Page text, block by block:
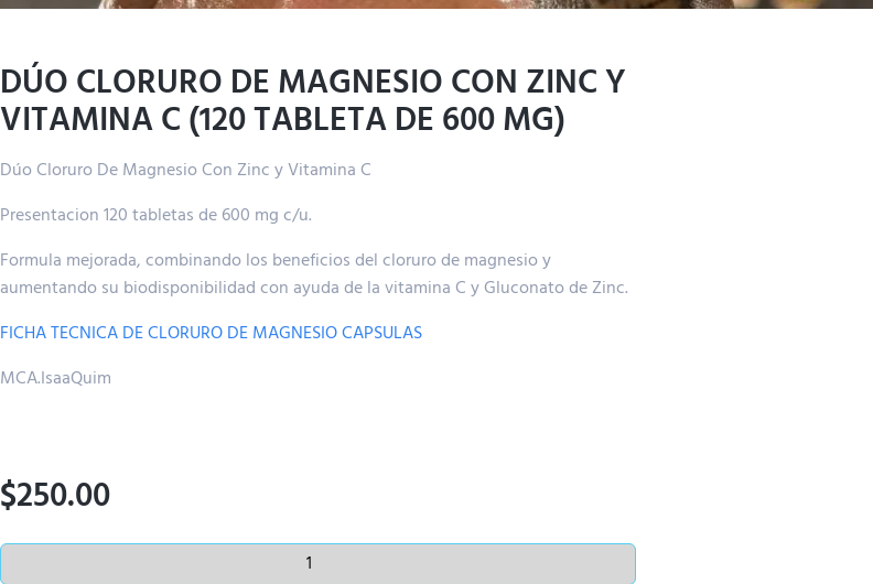
DÚO CLORURO DE MAGNESIO CON ZINC Y
VITAMINA C (120 TABLETA DE 600 MG)
Dúo Cloruro De Magnesio Con Zinc y Vitamina C
Presentacion 120 tabletas de 600 mg c/u.
Formula mejorada, combinando los beneficios del cloruro de magnesio y
aumentando su biodisponibilidad con ayuda de la vitamina C y Gluconato de Zinc.
FICHA TECNICA DE CLORURO DE MAGNESIO CAPSULAS
MCA.IsaaQuim
$250.00